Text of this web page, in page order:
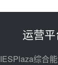
100MW光
光热示范
运营
IESPlaza综合